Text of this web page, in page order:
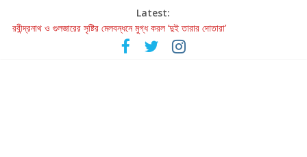
Latest:
রবীন্দ্রনাথ ও গুলজারের সৃষ্টির মেলবন্ধনে মুগ্ধ করল ‘দুই তারার দোতারা’
কলের গান থেকে রীলস্ — বাঙালির গান শোনার বিবর্তনের গল্প
জগন্নাথমঙ্গলম্ — বাংলায় প্রথমবার মঞ্চে এবার রথযাত্রার উদযাপন